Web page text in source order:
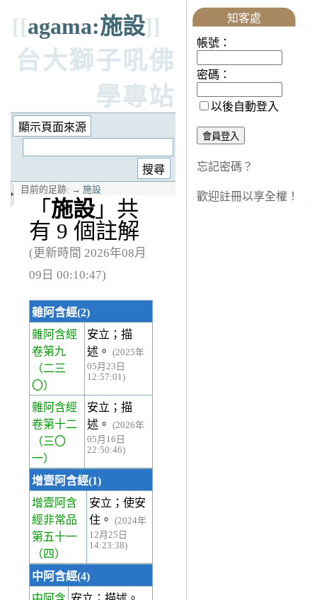
[[agama:施設]]
台大獅子吼佛
學專站
目前的足跡: → 施設
「 施設 」共
有 9 個註解
(更新時間 2026年08月
09日 00:10:47)
雜阿含經(2)
雜阿含經
卷第九
（二三
〇）
安立；描
述。
(2025年
05月23日
12:57:01)
雜阿含經
卷第十二
（三〇
一）
安立；描
述。
(2026年
05月16日
22:50:46)
增壹阿含經(1)
增壹阿含
經非常品
第五十一
（四）
安立；使安
住。
(2024年
12月25日
14:23:38)
中阿含經(4)
知客處
帳號：
密碼：
以後自動登入
忘記密碼？
歡迎註冊以享全權！